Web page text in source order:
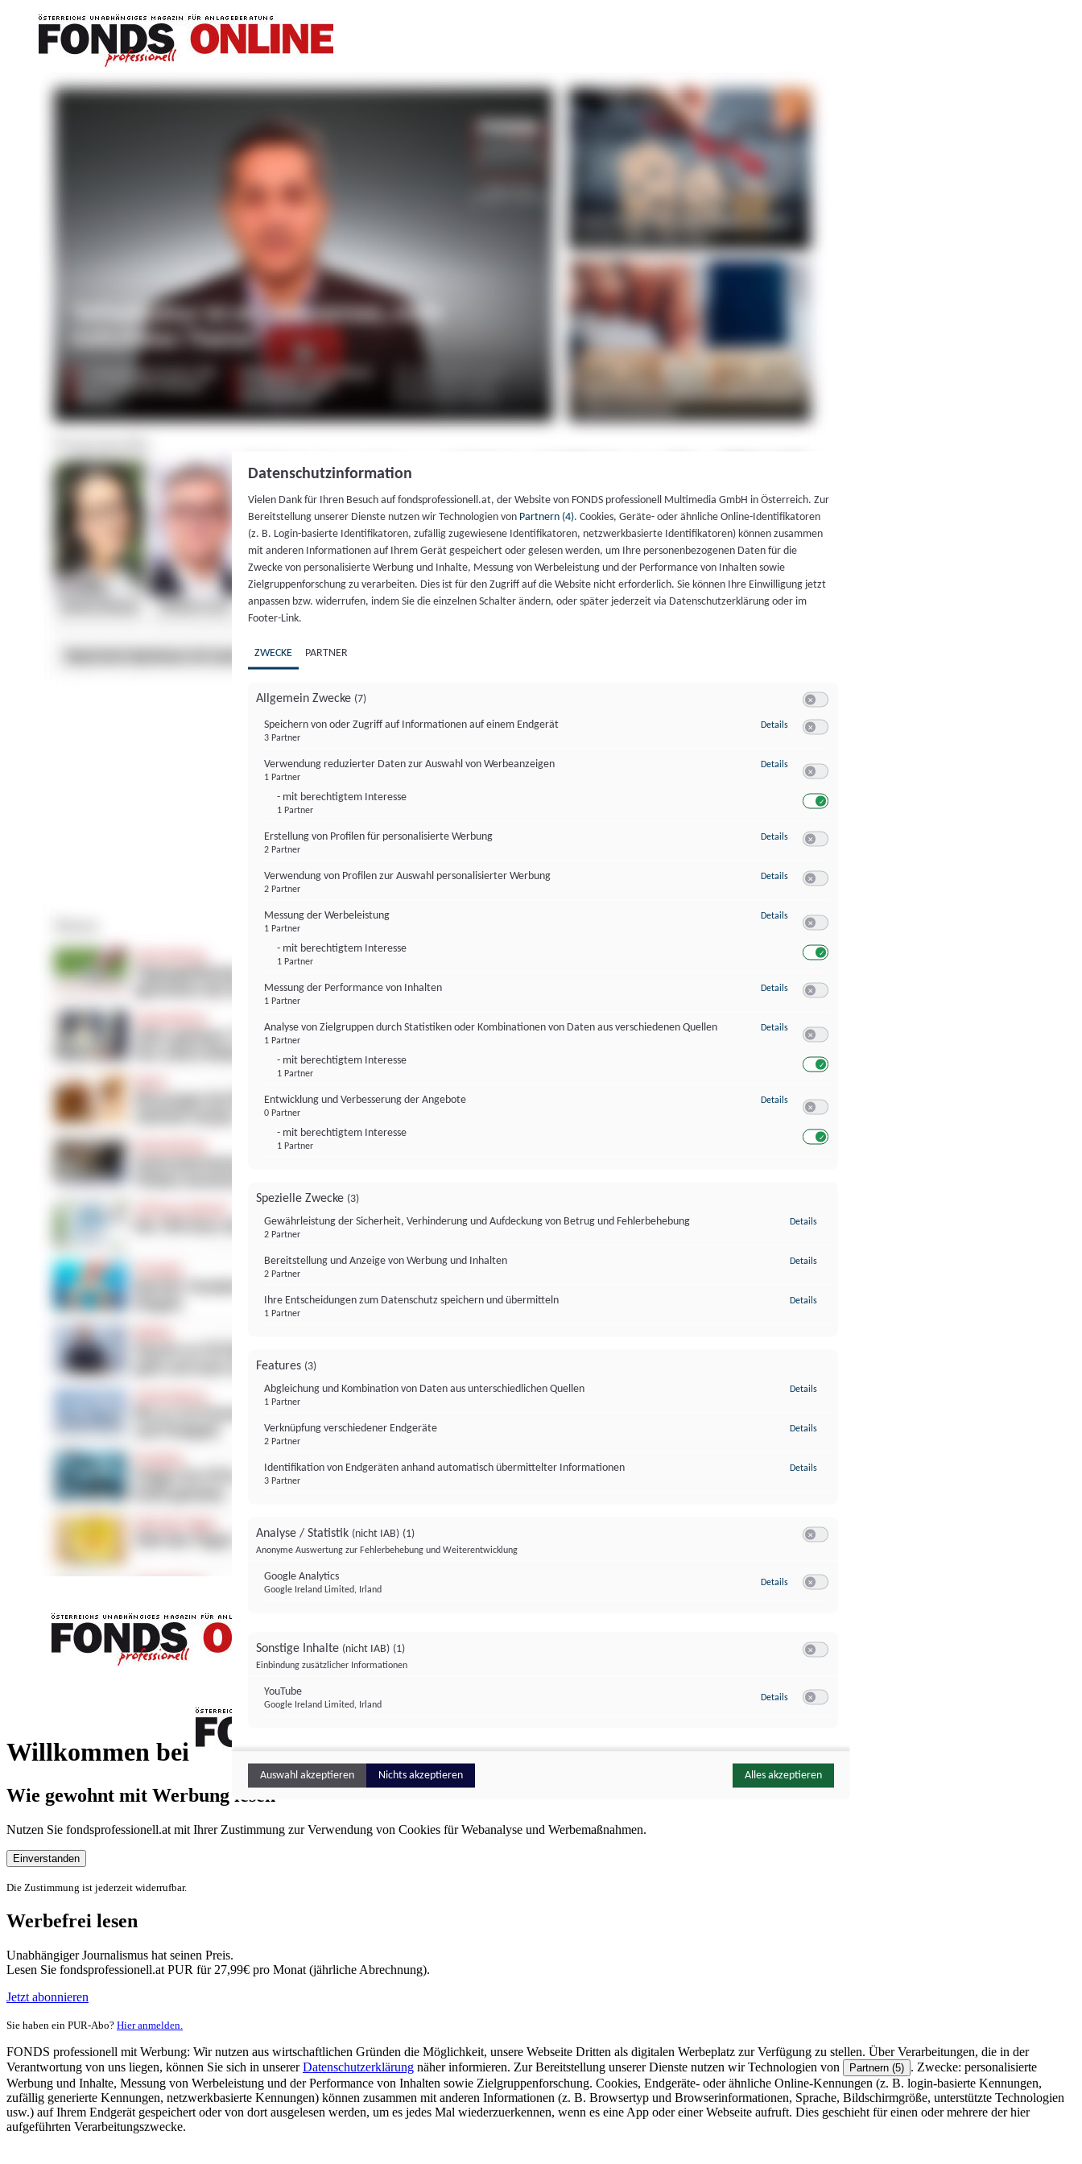
Willkommen bei
FONDS professionell
Wie gewohnt mit Werbung lesen
Nutzen Sie fondsprofessionell.at mit Ihrer Zustimmung zur Verwendung von Cookies für Webanalyse und Werbemaßnahmen.
Einverstanden
Die Zustimmung ist jederzeit widerrufbar.
Werbefrei lesen
Unabhängiger Journalismus hat seinen Preis.
Lesen Sie fondsprofessionell.at PUR für 27,99€ pro Monat (jährliche Abrechnung).
Jetzt abonnieren
Sie haben ein PUR-Abo? Hier anmelden.
FONDS professionell mit Werbung: Wir nutzen aus wirtschaftlichen Gründen die Möglichkeit, unsere Webseite Dritten als digitalen Werbeplatz zur Verfügung zu stellen. Über Verarbeitungen, die in der
Verantwortung von uns liegen, können Sie sich in unsererDatenschutzerklärung näher informieren. Zur Bereitstellung unserer Dienste nutzen wir Technologien von Partnern (5) . Zwecke: personalisierte
Werbung und Inhalte, Messung von Werbeleistung und der Performance von Inhalten sowie Zielgruppenforschung. Cookies, Endgeräte- oder ähnliche Online-Kennungen (z. B. login-basierte Kennungen,
zufällig generierte Kennungen, netzwerkbasierte Kennungen) können zusammen mit anderen Informationen (z. B. Browsertyp und Browserinformationen, Sprache, Bildschirmgröße, unterstützte Technologien
usw.) auf Ihrem Endgerät gespeichert oder von dort ausgelesen werden, um es jedes Mal wiederzuerkennen, wenn es eine App oder einer Webseite aufruft. Dies geschieht für einen oder mehrere der hier
aufgeführten Verarbeitungszwecke.
Datenschutzinformation
Vielen Dank für Ihren Besuch auf fondsprofessionell.at, der Website von FONDS professionell Multimedia GmbH in Österreich. Zur
Bereitstellung unserer Dienste nutzen wir Technologien von Partnern (4). Cookies, Geräte- oder ähnliche Online-Identifikatoren
(z. B. Login-basierte Identifikatoren, zufällig zugewiesene Identifikatoren, netzwerkbasierte Identifikatoren) können zusammen
mit anderen Informationen auf Ihrem Gerät gespeichert oder gelesen werden, um Ihre personenbezogenen Daten für die
Zwecke von personalisierte Werbung und Inhalte, Messung von Werbeleistung und der Performance von Inhalten sowie
Zielgruppenforschung zu verarbeiten. Dies ist für den Zugriff auf die Website nicht erforderlich. Sie können Ihre Einwilligung jetzt
anpassen bzw. widerrufen, indem Sie die einzelnen Schalter ändern, oder später jederzeit via Datenschutzerklärung oder im
Footer-Link.
ZWECKE PARTNER
Allgemein Zwecke (7)
Speichern von oder Zugriff auf Informationen auf einem Endgerät
3 Partner
Details zu Speichern von oder Zugriff auf Informationen auf einem Endgerät
Verwendung reduzierter Daten zur Auswahl von Werbeanzeigen
1 Partner
- mit berechtigtem Interesse
1 Partner
Details zu Verwendung reduzierter Daten zur Auswahl von Werbeanzeigen
Erstellung von Profilen für personalisierte Werbung
2 Partner
Details zu Erstellung von Profilen für personalisierte Werbung
Verwendung von Profilen zur Auswahl personalisierter Werbung
2 Partner
Details zu Verwendung von Profilen zur Auswahl personalisierter Werbung
Messung der Werbeleistung
1 Partner
- mit berechtigtem Interesse
1 Partner
Details zu Messung der Werbeleistung
Messung der Performance von Inhalten
1 Partner
Details zu Messung der Performance von Inhalten
Analyse von Zielgruppen durch Statistiken oder Kombinationen von Daten aus verschiedenen Quellen
1 Partner
- mit berechtigtem Interesse
1 Partner
Details zu Analyse von Zielgruppen durch Statistiken oder Kombinationen von
Entwicklung und Verbesserung der Angebote
0 Partner
- mit berechtigtem Interesse
1 Partner
Details zu Entwicklung und Verbesserung der Angebote
Spezielle Zwecke (3)
Gewährleistung der Sicherheit, Verhinderung und Aufdeckung von Betrug und Fehlerbehebung
2 Partner
Details
Bereitstellung und Anzeige von Werbung und Inhalten
2 Partner
Details
Ihre Entscheidungen zum Datenschutz speichern und übermitteln
1 Partner
Details
Features (3)
Abgleichung und Kombination von Daten aus unterschiedlichen Quellen
1 Partner
Details
Verknüpfung verschiedener Endgeräte
2 Partner
Details
Identifikation von Endgeräten anhand automatisch übermittelter Informationen
3 Partner
Details
Analyse / Statistik (nicht IAB) (1)
Anonyme Auswertung zur Fehlerbehebung und Weiterentwicklung
Google Analytics
Google Ireland Limited, Irland
Details zu Google Analytics
Sonstige Inhalte (nicht IAB) (1)
Einbindung zusätzlicher Informationen
YouTube
Google Ireland Limited, Irland
Details zu YouTube
Auswahl akzeptieren Nichts akzeptieren Alles akzeptieren